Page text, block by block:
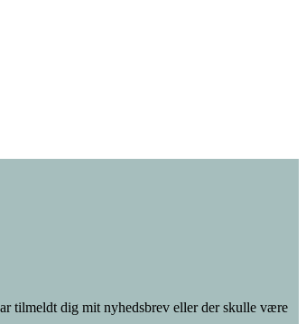
tilmeldt dig mit nyhedsbrev eller der skulle være